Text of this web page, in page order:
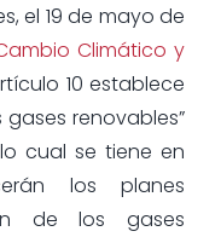
el 19 de mayo de
Climático y
10 establece
renovables”
cual se tiene en
los planes
de los gases